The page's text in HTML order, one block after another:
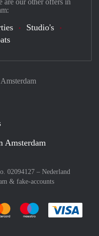
Amsterdam
02094127 – Nederland
& fake-accounts
with :payment method
Pay easily with :payment
Pay easily with
Studio's